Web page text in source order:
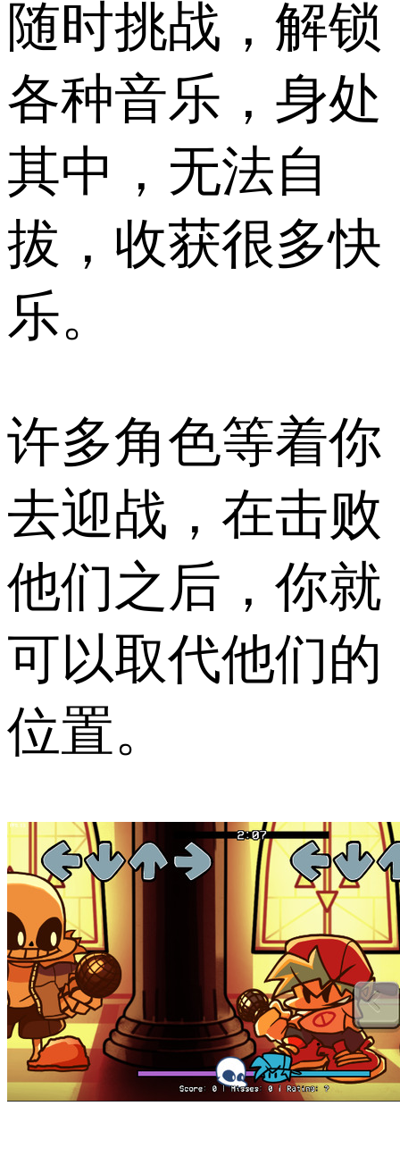
随时挑战，解锁
各种音乐，身处
其中，无法自
拔，收获很多快
乐。
许多角色等着你
去迎战，在击败
他们之后，你就
可以取代他们的
位置。